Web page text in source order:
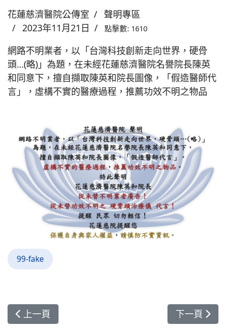
花蓮慈濟醫院公傳室
聲明專區
2023年11月21日
點擊數: 1610
網路不明業者，以「台灣科技創新走向世界，硬骨
頭…(略)」為題，在未經花蓮慈濟醫院名譽院長陳英
和同意下，擅自擷取陳英和院長圖像，「假造醫師代
言」，虛構不實的醫療過程，推薦功效不明之物品
99-fake
上一篇文章: 網路不明業者以詐騙粉專帳號，假造
上一頁 下一篇文章
下一頁